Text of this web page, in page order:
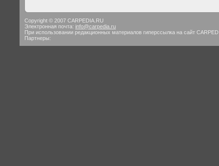
Copyright © 2007 CARPEDIA.RU
Электронная почта: info@carpedia.ru
При использовании редакционных материалов гиперссылка на сайт
Партнеры: